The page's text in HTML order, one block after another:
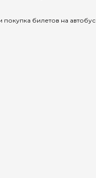
покупка билетов на автобус